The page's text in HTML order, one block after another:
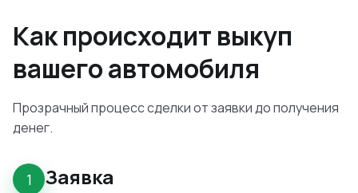
Как происходит выкуп
вашего автомобиля
Прозрачный процесс сделки от заявки до получения
денег.
1 Заявка